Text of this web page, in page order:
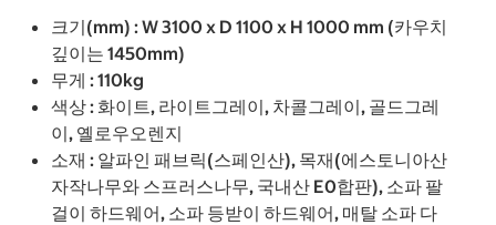
크기(mm) : W 3100 x D 1100 x H 1000 mm (카우치
깊이는 1450mm)
무게 : 110kg
색상 : 화이트, 라이트그레이, 차콜그레이, 골드그레
이, 옐로우오렌지
소재 : 알파인 패브릭(스페인산), 목재(에스토니아산
자작나무와 스프러스나무, 국내산 E0합판), 소파 팔
걸이 하드웨어, 소파 등받이 하드웨어, 매탈 소파 다